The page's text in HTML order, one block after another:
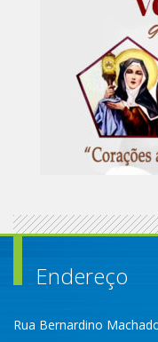
Endereço
Rua Bernardino